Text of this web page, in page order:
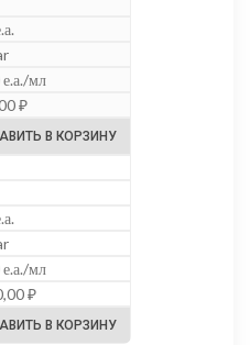
мл
₽
В КОРЗИНУ
мл
₽
В КОРЗИНУ